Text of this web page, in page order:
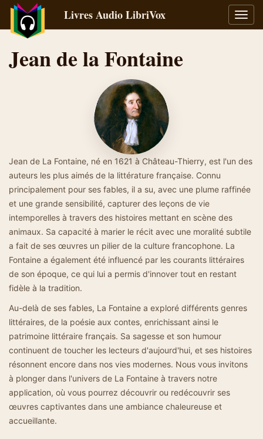
la
Livres Audio LibriVox
Jean de la Fontaine
Jean de La Fontaine, né en 1621 à Château-Thierry, est l'un des
auteurs les plus aimés de la littérature française. Connu
principalement pour ses fables, il a su, avec une plume raffinée
et une grande sensibilité, capturer des leçons de vie
intemporelles à travers des histoires mettant en scène des
animaux. Sa capacité à marier le récit avec une moralité subtile
a fait de ses œuvres un pilier de la culture francophone. La
Fontaine a également été influencé par les courants littéraires
de son époque, ce qui lui a permis d'innover tout en restant
fidèle à la tradition.
Au-delà de ses fables, La Fontaine a exploré différents genres
littéraires, de la poésie aux contes, enrichissant ainsi le
patrimoine littéraire français. Sa sagesse et son humour
continuent de toucher les lecteurs d'aujourd'hui, et ses histoires
résonnent encore dans nos vies modernes. Nous vous invitons
à plonger dans l'univers de La Fontaine à travers notre
application, où vous pourrez découvrir ou redécouvrir ses
œuvres captivantes dans une ambiance chaleureuse et
accueillante.